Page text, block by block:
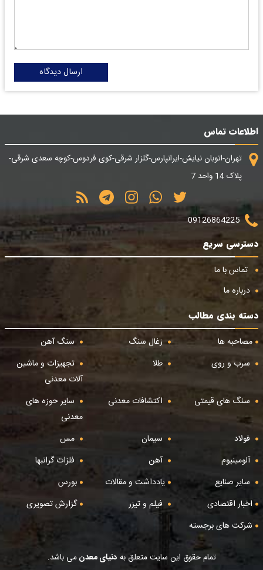
ارسال دیدگاه
اطلاعات تماس
تهران-اتوبان نیایش-ایرانپارس-گلزار شرقی-کوی فردوس-کوچه سعدی شرقی-
پلاک 14 واحد 7
09126864225
دسترسی سریع
تماس با ما
درباره ما
دسته بندی مطالب
مصاحبه ها
زغال سنگ
سنگ آهن
سرب و روی
طلا
تجهیزات و ماشین
آلات معدنی
سنگ های قیمتی
اکتشافات معدنی
سایر حوزه های
معدنی
فولاد
سیمان
مس
آلومینیوم
آهن
فلزات گرانبها
سایر صنایع
یادداشت و مقالات
بورس
اخبار اقتصادی
فیلم و تیزر
گزارش تصویری
شرکت های برجسته
تمام حقوق این سایت متعلق به دنیای معدنمی باشد.